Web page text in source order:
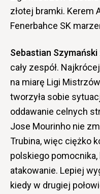
złotej bramki. Kerem
Fenerbahce SK
Sebastian Szymański
cały zespół.
na miarę Ligi
tworzyła sobie
oddawanie celnych
Jose Mourinho nie
Trubina, więc ciężko
polskiego
atakowanie. Lepiej
kiedy w drugiej